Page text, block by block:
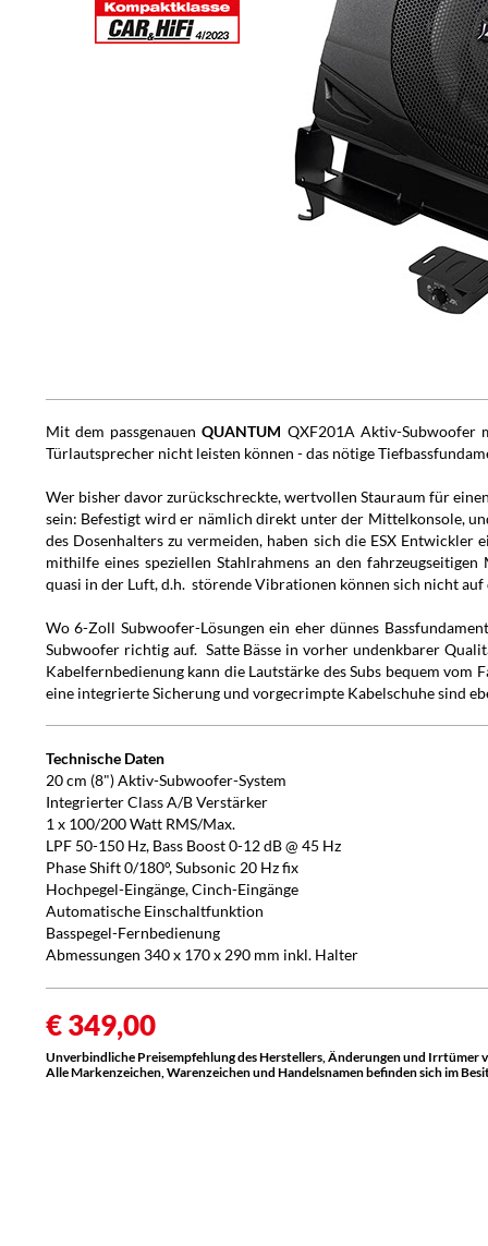
Mit dem passgenauenQUANTUM QXF201A Aktiv-Subwoofer
Türlautsprecher nicht leisten können - das nötige
Wer bisher davor zurückschreckte, wertvollen Stauraum für
sein: Befestigt wird er nämlich direkt unter der Mittelkonsole,
des Dosenhalters zu vermeiden, haben sich die ESX
mithilfe eines speziellen Stahlrahmens an den
quasi in der Luft, d.h. störende Vibrationen können sich nicht
Wo 6-Zoll Subwoofer-Lösungen ein eher dünnes
Subwoofer richtig auf. Satte Bässe in vorher undenkbarer
Kabelfernbedienung kann die Lautstärke des Subs bequem
eine integrierte Sicherung und vorgecrimpte Kabelschuhe sind
Technische Daten
20 cm (8") Aktiv-Subwoofer-System
Integrierter Class A/B Verstärker
1 x 100/200 Watt RMS/Max.
LPF 50-150 Hz, Bass Boost 0-12 dB @ 45 Hz
Phase Shift 0/180°, Subsonic 20 Hz fix
Hochpegel-Eingänge, Cinch-Eingänge
Automatische Einschaltfunktion
Basspegel-Fernbedienung
Abmessungen 340 x 170 x 290 mm inkl. Halter
€ 349,00
Unverbindliche Preisempfehlung des Herstellers, Änderungen und Irrtümer
Alle Markenzeichen, Warenzeichen und Handelsnamen befinden sich im